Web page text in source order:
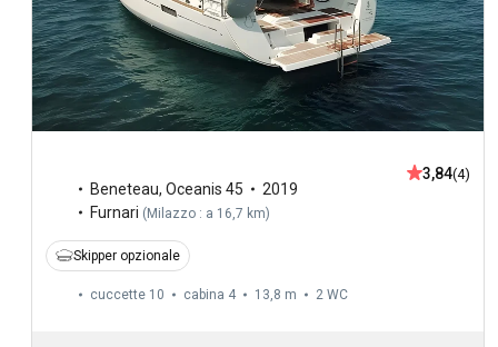
Beneteau, Oceanis 45
2019
Furnari (Milazzo : a 16,7 km)
3,84(4)
Skipper opzionale
cuccette 10 cabina 4 13,8 m 2 WC